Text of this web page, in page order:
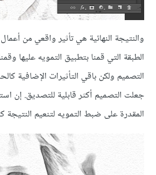
والنتيجة النهائية هي تأثير واقعي من
الطبقة التي قمنا بتطبيق التمويه عليها
التصميم ولكن باقي التأثيرات الإضافية
جعلت التصميم أكثر قابلية للتصديق. إن
المقدرة على ضبط التمويه لتنعيم النتيجة